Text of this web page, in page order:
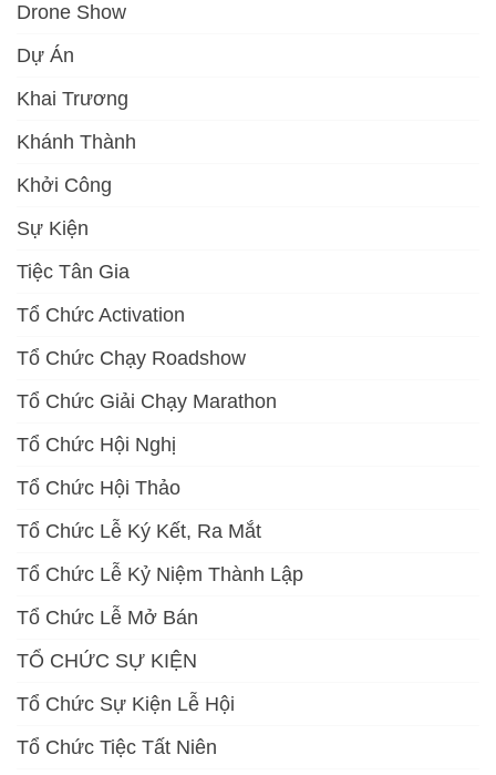
Drone Show
Dự Án
Khai Trương
Khánh Thành
Khởi Công
Sự Kiện
Tiệc Tân Gia
Tổ Chức Activation
Tổ Chức Chạy Roadshow
Tổ Chức Giải Chạy Marathon
Tổ Chức Hội Nghị
Tổ Chức Hội Thảo
Tổ Chức Lễ Ký Kết, Ra Mắt
Tổ Chức Lễ Kỷ Niệm Thành Lập
Tổ Chức Lễ Mở Bán
TỔ CHỨC SỰ KIỆN
Tổ Chức Sự Kiện Lễ Hội
Tổ Chức Tiệc Tất Niên